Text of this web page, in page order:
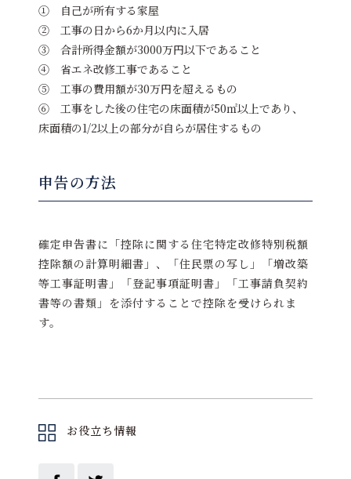
① 自己が所有する家屋
② 工事の日から6か月以内に入居
③ 合計所得金額が3000万円以下であること
④ 省エネ改修工事であること
⑤ 工事の費用額が30万円を超えるもの
⑥ 工事をした後の住宅の床面積が50㎡以上であり、
床面積の1/2以上の部分が自らが居住するもの
申告の方法
確定申告書に「控除に関する住宅特定改修特別税額
控除額の計算明細書」、「住民票の写し」「増改築
等工事証明書」「登記事項証明書」「工事請負契約
書等の書類」を添付することで控除を受けられま
す。
お役立ち情報